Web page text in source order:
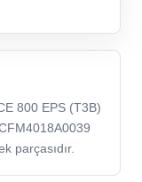
800 EPS (T3B)
parçasıdır.